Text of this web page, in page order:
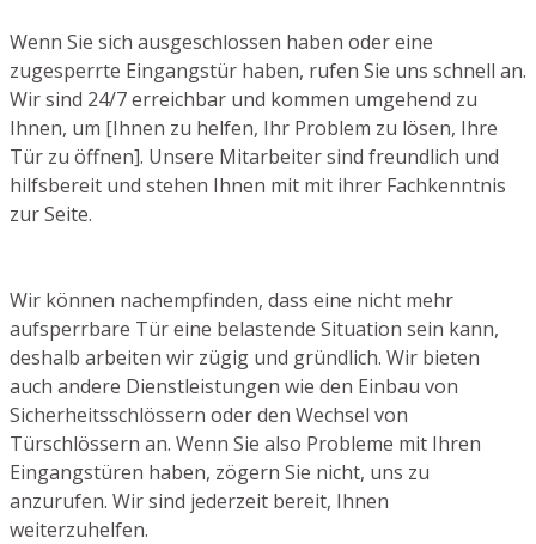
Wenn Sie sich ausgeschlossen haben oder eine
zugesperrte Eingangstür haben, rufen Sie uns schnell an.
Wir sind 24/7 erreichbar und kommen umgehend zu
Ihnen, um [Ihnen zu helfen, Ihr Problem zu lösen, Ihre
Tür zu öffnen]. Unsere Mitarbeiter sind freundlich und
hilfsbereit und stehen Ihnen mit mit ihrer Fachkenntnis
zur Seite.
Wir können nachempfinden, dass eine nicht mehr
aufsperrbare Tür eine belastende Situation sein kann,
deshalb arbeiten wir zügig und gründlich. Wir bieten
auch andere Dienstleistungen wie den Einbau von
Sicherheitsschlössern oder den Wechsel von
Türschlössern an. Wenn Sie also Probleme mit Ihren
Eingangstüren haben, zögern Sie nicht, uns zu
anzurufen. Wir sind jederzeit bereit, Ihnen
weiterzuhelfen.